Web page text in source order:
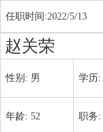
任职时间:2022/5/13
赵关荣
性别: 男 学历:
年龄: 52 职务: